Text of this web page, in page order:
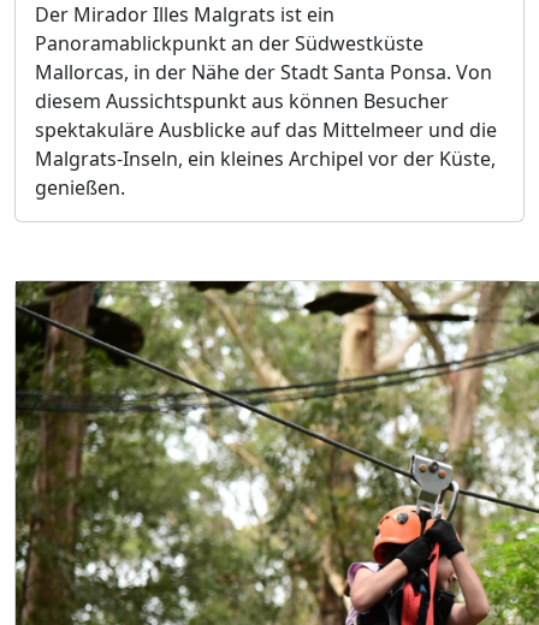
Der Mirador Illes Malgrats ist ein
Panoramablickpunkt an der Südwestküste
Mallorcas, in der Nähe der Stadt Santa Ponsa. Von
diesem Aussichtspunkt aus können Besucher
spektakuläre Ausblicke auf das Mittelmeer und die
Malgrats-Inseln, ein kleines Archipel vor der Küste,
genießen.